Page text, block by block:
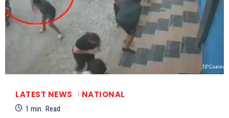
LATEST NEWS NATIONAL
1 min. Read